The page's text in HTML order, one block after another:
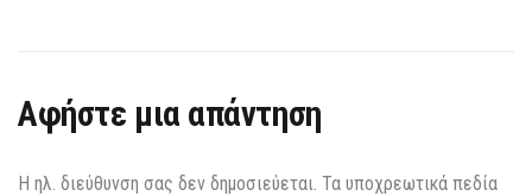
Αφήστε μια απάντηση
Η ηλ. διεύθυνση σας δεν δημοσιεύεται. Τα υποχρεωτικά πεδία